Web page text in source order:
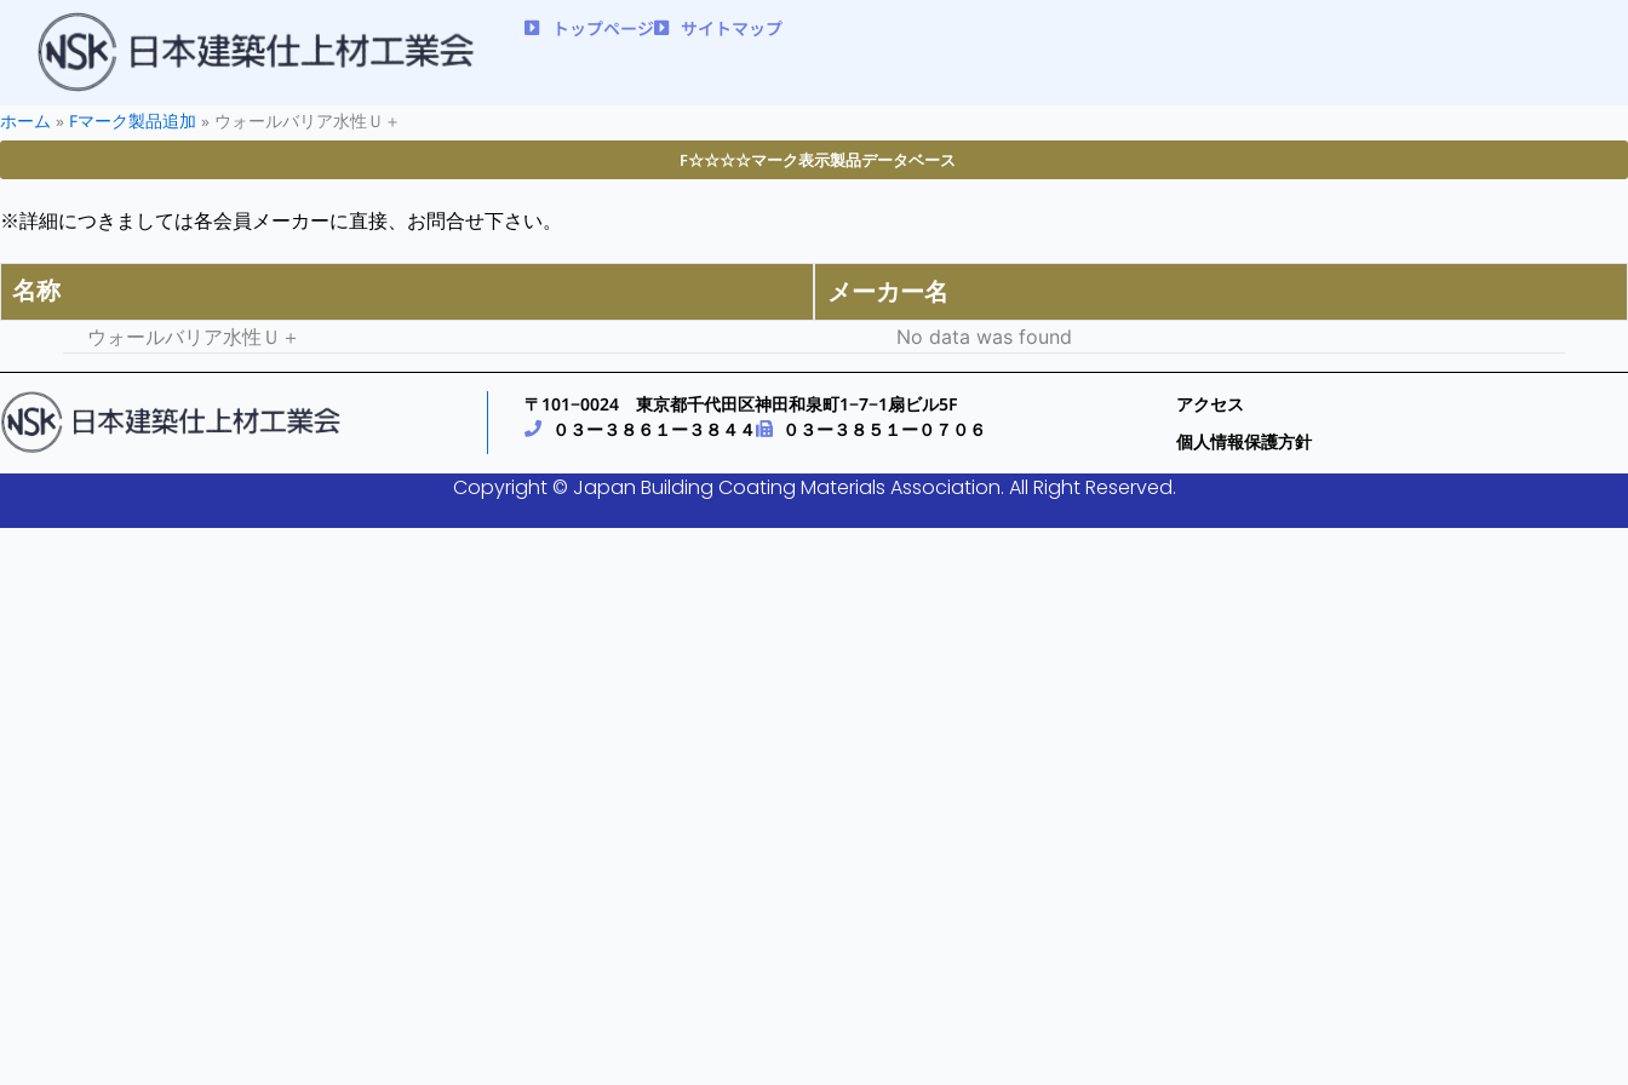
トップページ サイトマップ
ホーム » Fマーク製品追加 » ウォールバリア水性Ｕ＋
F☆☆☆☆マーク表示製品データベース
※詳細につきましては各会員メーカーに直接、お問合せ下さい。
名称 メーカー名
ウォールバリア水性Ｕ＋ No data was found
〒101−0024 東京都千代田区神田和泉町1−7−1扇ビル5F
０３ー３８６１ー３８４４
０３ー３８５１ー０７０６
アクセス
個人情報保護方針
Copyright © Japan Building Coating Materials Association. All Right Reserved.